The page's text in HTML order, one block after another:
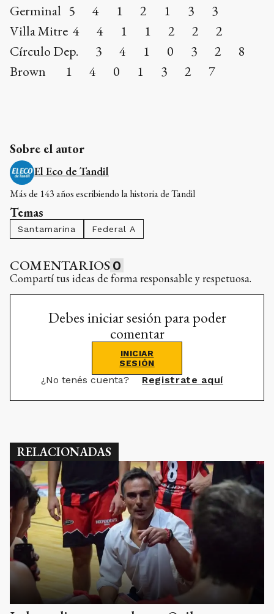
Germinal 5 4 1 2 1 3 3
Villa Mitre 4 4 1 1 2 2 2
Círculo Dep. 3 4 1 0 3 2 8
Brown 1 4 0 1 3 2 7
Sobre el autor
El Eco de Tandil
Más de 143 años escribiendo la historia de Tandil
Temas
Santamarina Federal A
COMENTARIOS 0
Compartí tus ideas de forma responsable y respetuosa.
Debes iniciar sesión para poder
comentar
INICIAR
SESIÓN
¿No tenés cuenta? Registrate aquí
RELACIONADAS